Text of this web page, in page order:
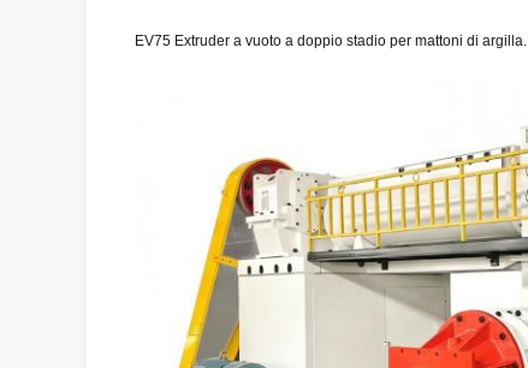
EV75 Extruder a vuoto a doppio stadio per mattoni di argilla.